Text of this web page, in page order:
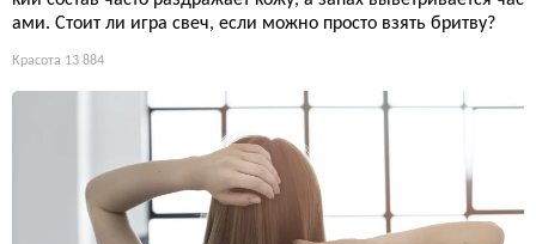
ами. Стоит ли игра свеч, если можно просто взять бритву?
Красота 13 884